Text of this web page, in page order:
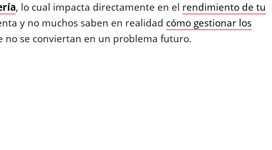
, lo cual impacta directamente en el rendimiento de tu
y no muchos saben en realidad cómo gestionar los
no se conviertan en un problema futuro.